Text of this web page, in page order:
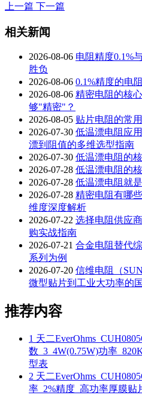
上一篇 下一篇
相关新闻
2026-08-06 电阻精度0.1%
胜负
2026-08-06 0.1%精度的电
2026-08-06 精密电阻的核
够"精密"？
2026-08-05 贴片电阻的常
2026-07-30 低温漂电阻应
漂到阻值的多维选型指南
2026-07-30 低温漂电阻的
2026-07-28 低温漂电阻的
2026-07-28 低温漂电阻就
2026-07-28 精密电阻有哪
维度深度解析
2026-07-22 选择电阻供应
购实战指南
2026-07-21 合金电阻替代
系列为例
2026-07-20 信维电阻（
微型贴片到工业大功率的
推荐内容
1 天二
数_3_4W(0.75W)功率
型表
2 天二
率_2%精度_高功率厚膜贴